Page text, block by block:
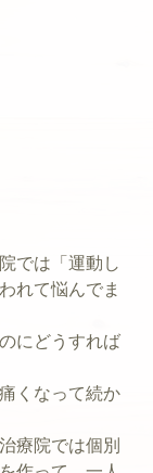
では「運動し
れて悩んでま
にどうすれば
くなって続か
療院では個別